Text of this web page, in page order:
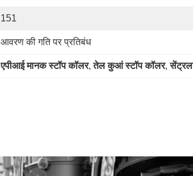
151
आवरण की गति पर प्रतिबंध
एपीआई मानक स्टॉप कॉलर, तेल कुआं स्टॉप कॉलर,